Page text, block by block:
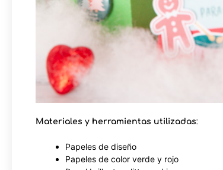
Materiales y herramientas utilizadas:
Papeles de diseño
Papeles de color verde y rojo